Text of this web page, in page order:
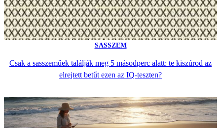
SASSZEM
Csak a sasszeműek találják meg 5 másodperc alatt: te kiszúrod az
elrejtett betűt ezen az IQ-teszten?